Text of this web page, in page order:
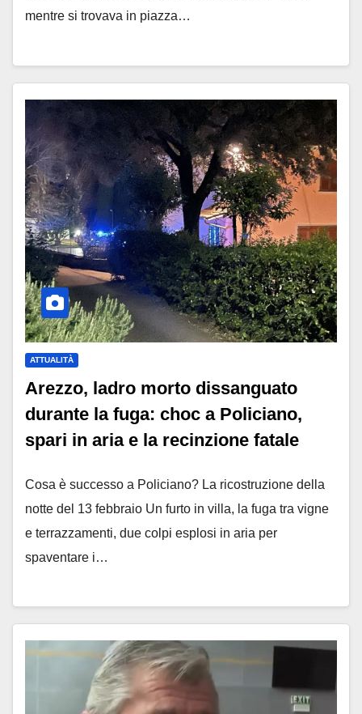
mentre si trovava in piazza…
ATTUALITÀ
Arezzo, ladro morto dissanguato
durante la fuga: choc a Policiano,
spari in aria e la recinzione fatale
Cosa è successo a Policiano? La ricostruzione della
notte del 13 febbraio Un furto in villa, la fuga tra vigne
e terrazzamenti, due colpi esplosi in aria per
spaventare i…